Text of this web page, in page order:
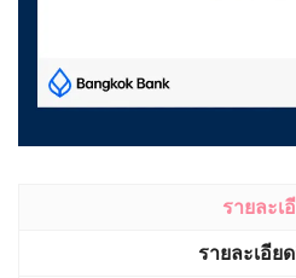
รายละเ
รายละเอีย